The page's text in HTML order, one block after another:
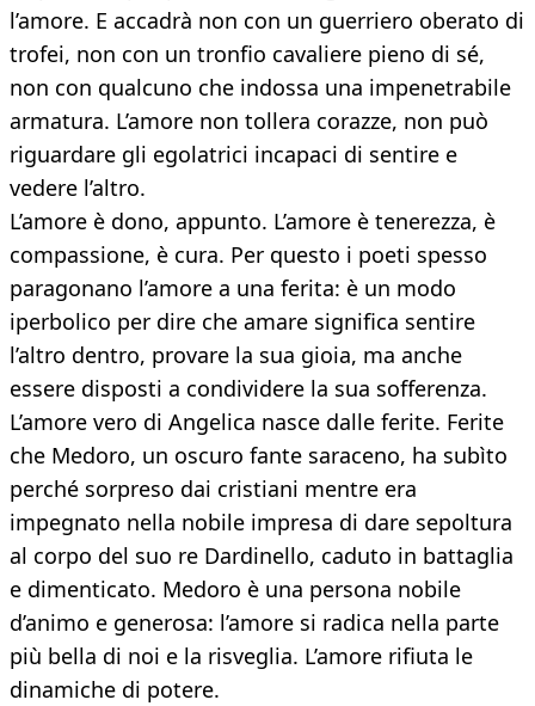
l’amore. E accadrà non con un guerriero oberato di
trofei, non con un tronfio cavaliere pieno di sé,
non con qualcuno che indossa una impenetrabile
armatura. L’amore non tollera corazze, non può
riguardare gli egolatrici incapaci di sentire e
vedere l’altro.
L’amore è dono, appunto. L’amore è tenerezza, è
compassione, è cura. Per questo i poeti spesso
paragonano l’amore a una ferita: è un modo
iperbolico per dire che amare significa sentire
l’altro dentro, provare la sua gioia, ma anche
essere disposti a condividere la sua sofferenza.
L’amore vero di Angelica nasce dalle ferite. Ferite
che Medoro, un oscuro fante saraceno, ha subìto
perché sorpreso dai cristiani mentre era
impegnato nella nobile impresa di dare sepoltura
al corpo del suo re Dardinello, caduto in battaglia
e dimenticato. Medoro è una persona nobile
d’animo e generosa: l’amore si radica nella parte
più bella di noi e la risveglia. L’amore rifiuta le
dinamiche di potere.